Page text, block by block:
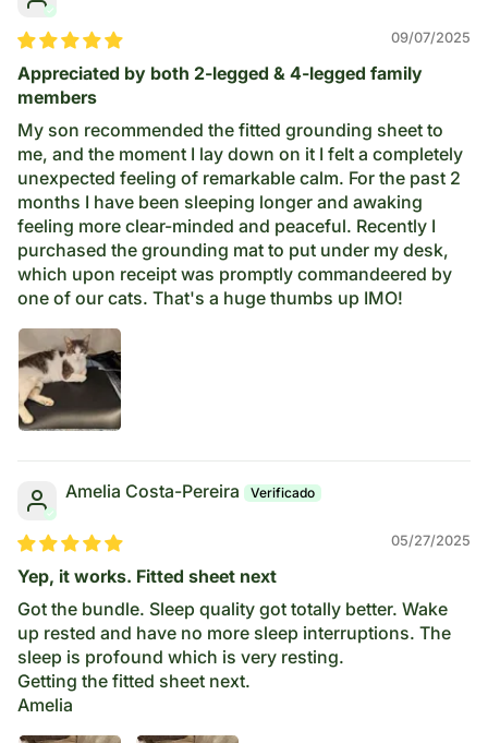
09/07/2025
Appreciated by both 2-legged & 4-legged family
members
My son recommended the fitted grounding sheet to
me, and the moment I lay down on it I felt a completely
unexpected feeling of remarkable calm. For the past 2
months I have been sleeping longer and awaking
feeling more clear-minded and peaceful. Recently I
purchased the grounding mat to put under my desk,
which upon receipt was promptly commandeered by
one of our cats. That's a huge thumbs up IMO!
Amelia Costa-Pereira
05/27/2025
Yep, it works. Fitted sheet next
Got the bundle. Sleep quality got totally better. Wake
up rested and have no more sleep interruptions. The
sleep is profound which is very resting.
Getting the fitted sheet next.
Amelia